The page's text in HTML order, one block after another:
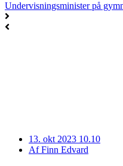
Undervisningsminister på
13. okt 2023 10.10
AfFinn Edvard